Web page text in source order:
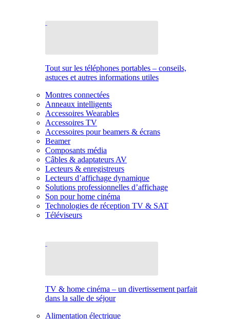
Tout sur les téléphones portables – conseils,
astuces et autres informations utiles
Montres connectées
Anneaux intelligents
Accessoires Wearables
Accessoires TV
Accessoires pour beamers & écrans
Beamer
Composants média
Câbles & adaptateurs AV
Lecteurs & enregistreurs
Lecteurs d’affichage dynamique
Solutions professionnelles d’affichage
Son pour home cinéma
Technologies de réception TV & SAT
Téléviseurs
TV & home cinéma – un divertissement parfait
dans la salle de séjour
Alimentation électrique